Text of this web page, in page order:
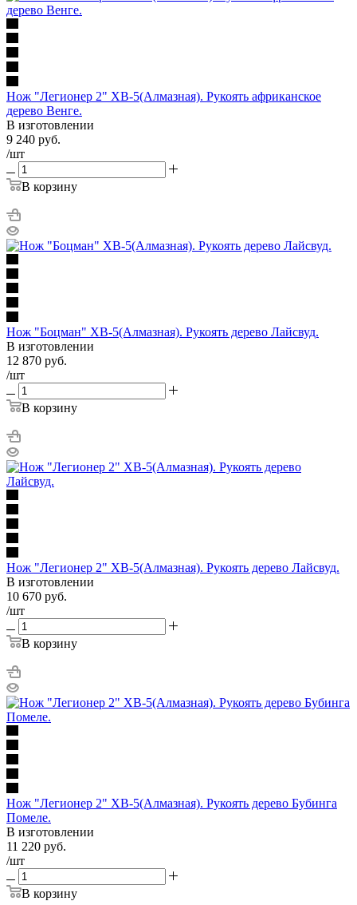
Нож "Легионер 2" ХВ-5(Алмазная). Рукоять африканское
дерево Венге.
В изготовлении
9 240 руб.
/шт
В корзину
Нож "Боцман" ХВ-5(Алмазная). Рукоять дерево Лайсвуд.
В изготовлении
12 870 руб.
/шт
В корзину
Нож "Легионер 2" ХВ-5(Алмазная). Рукоять дерево Лайсвуд.
В изготовлении
10 670 руб.
/шт
В корзину
Нож "Легионер 2" ХВ-5(Алмазная). Рукоять дерево Бубинга
Помеле.
В изготовлении
11 220 руб.
/шт
В корзину